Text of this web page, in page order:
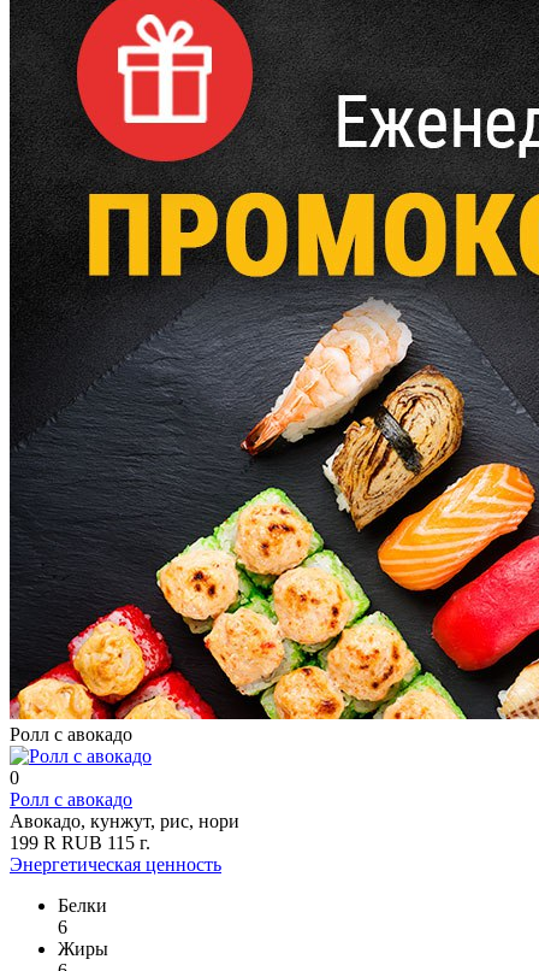
Ролл с авокадо
0
Ролл с авокадо
Авокадо, кунжут, рис, нори
Энергетическая ценность
Белки
6
Жиры
199 R RUB 115 г.